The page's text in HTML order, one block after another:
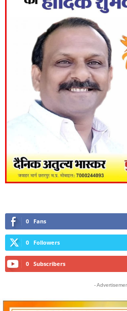
0 Fans
0 Followers
0 Subscribers
-